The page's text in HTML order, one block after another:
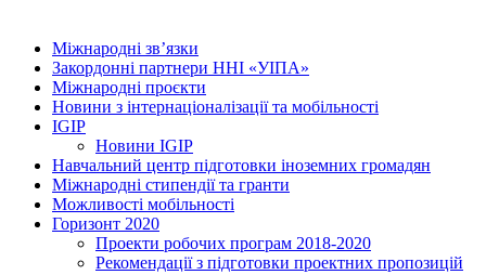
Міжнародні зв’язки
Закордонні партнери ННІ «УІПА»
Міжнародні проєкти
Новини з інтернаціоналізації та мобільності
IGIP
Новини IGIP
Навчальний центр підготовки іноземних громадян
Міжнародні стипендії та гранти
Можливості мобільності
Горизонт 2020
Проекти робочих програм 2018-2020
Рекомендації з підготовки проектних пропозицій